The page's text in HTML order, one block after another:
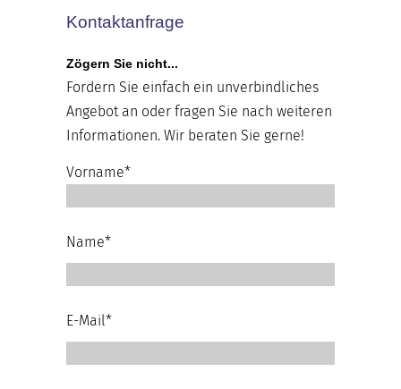
Kontaktanfrage
Zögern Sie nicht...
Fordern Sie einfach ein unverbindliches
Angebot an oder fragen Sie nach weiteren
Informationen. Wir beraten Sie gerne!
Vorname*
Name*
E-Mail*